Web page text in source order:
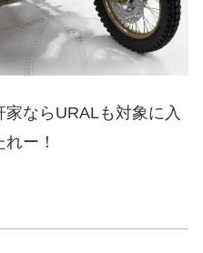
ならURALも対象に入
ー！